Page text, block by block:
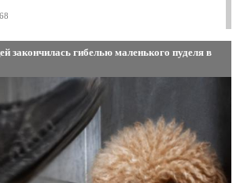
закончилась гибелью маленького пуделя в